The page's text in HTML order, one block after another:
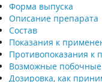
Форма выпуска
Описание препарата
Состав
Показания к
Противопоказания к
Возможные
Дозировка, как